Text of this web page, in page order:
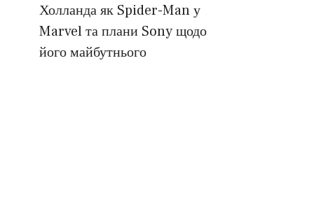
Холланда як Spider-Man у
Marvel та плани Sony щодо
його майбутнього